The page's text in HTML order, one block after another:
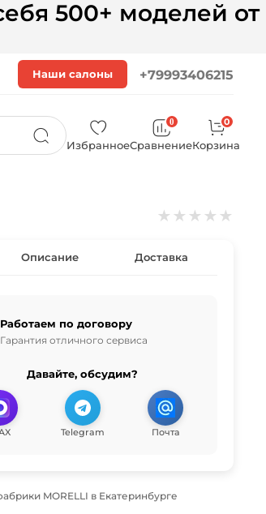
500+ моделей от
Наши салоны +79993406215
Избранное
0
Сравнение
0
Корзина
★ ★ ★ ★ ★
Описание Доставка
Работаем по договору
Гарантия отличного сервиса
Давайте, обсудим?
Telegram Почта
MORELLI в Екатеринбурге